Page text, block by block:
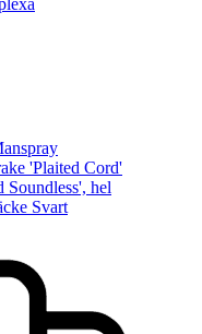
'Plaited Cord'
Soundless', hel
Svart